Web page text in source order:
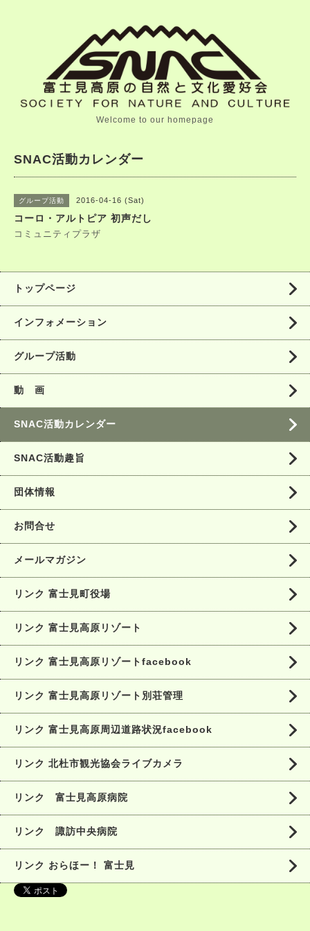
Welcome to our homepage
SNAC活動カレンダー
グループ活動 2016-04-16 (Sat)
コーロ・アルトピア 初声だし
コミュニティプラザ
トップページ
インフォメーション
グループ活動
動 画
SNAC活動カレンダー
SNAC活動趣旨
団体情報
お問合せ
メールマガジン
リンク 富士見町役場
リンク 富士見高原リゾート
リンク 富士見高原リゾートfacebook
リンク 富士見高原リゾート別荘管理
リンク 富士見高原周辺道路状況facebook
リンク 北杜市観光協会ライブカメラ
リンク 富士見高原病院
リンク 諏訪中央病院
リンク おらほー！ 富士見